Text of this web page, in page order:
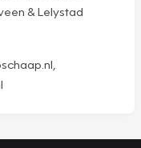
& Lelystad